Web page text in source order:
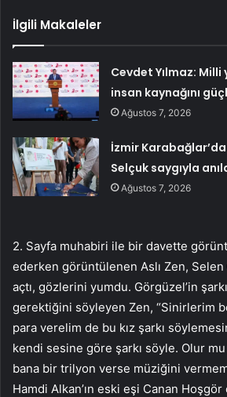
İlgili Makaleler
Cevdet Yılmaz:
insan kaynağını
Ağustos 7, 2026
İzmir
Selçuk saygıyla
Ağustos 7, 2026
2. Sayfa muhabiri ile bir davette
ederken görüntülenen Aslı Zen, Selen
açtı, gözlerini yumdu. Görgüzel’in
gerektiğini söyleyen Zen, “Sinirlerim
para verelim de bu kız şarkı
kendi sesine göre şarkı söyle. Olur
bana bir trilyon verse müziğini
Hamdi Alkan’ın eski eşi Canan Hoşgör